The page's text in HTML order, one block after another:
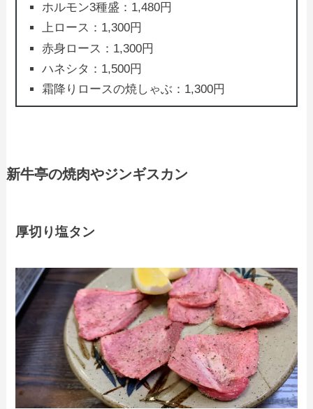
ホルモン3種盛：1,480円
上ロース：1,300円
赤身ロース：1,300円
ハネシタ：1,500円
霜降りロースの焼しゃぶ：1,300円
新牛亭の焼肉やジンギスカン
厚切り塩タン